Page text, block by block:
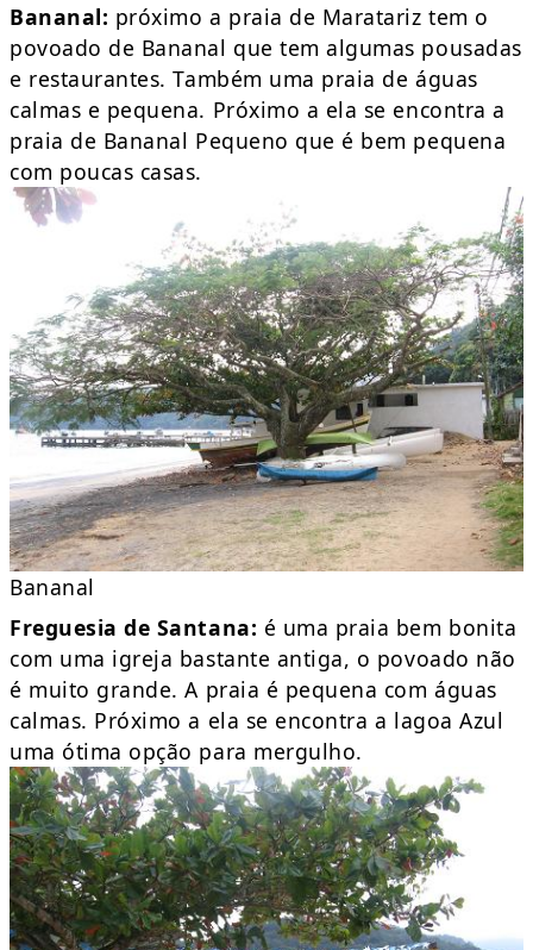
Bananal: próximo a praia de Maratariz tem o
povoado de Bananal que tem algumas pousadas
e restaurantes. Também uma praia de águas
calmas e pequena. Próximo a ela se encontra a
praia de Bananal Pequeno que é bem pequena
com poucas casas.
Bananal
Freguesia de Santana: é uma praia bem bonita
com uma igreja bastante antiga, o povoado não
é muito grande. A praia é pequena com águas
calmas. Próximo a ela se encontra a lagoa Azul
uma ótima opção para mergulho.